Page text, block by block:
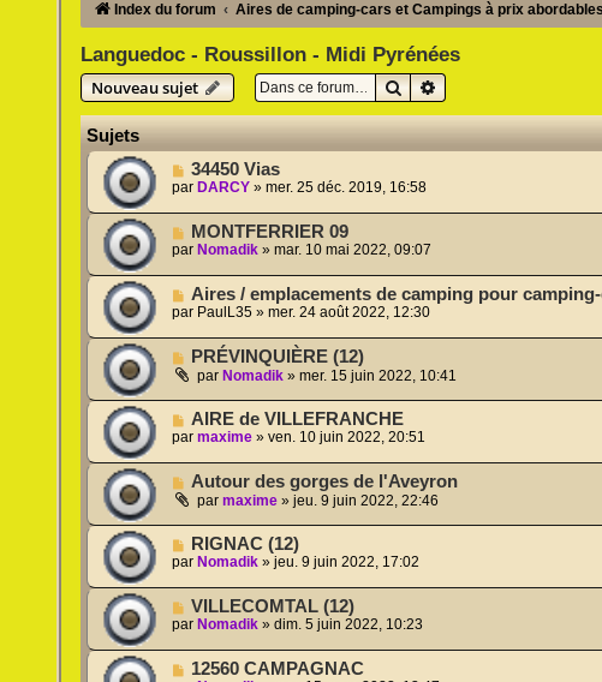
Index du forum Aires de camping-cars et Campings à prix abordables
Languedoc - Roussillon - Midi Pyrénées
Nouveau sujet
RechercherRecherche avancée
Sujets
34450 Vias
par DARCY »mer. 25 déc. 2019, 16:58
MONTFERRIER 09
par Nomadik »mar. 10 mai 2022, 09:07
Aires / emplacements de camping pour
par PaulL35 »mer. 24 août 2022, 12:30
PRÉVINQUIÈRE (12)
par Nomadik »mer. 15 juin 2022, 10:41
AIRE de VILLEFRANCHE
parmaxime »ven. 10 juin 2022, 20:51
Autour des gorges de l'Aveyron
parmaxime »jeu. 9 juin 2022, 22:46
RIGNAC (12)
par Nomadik »jeu. 9 juin 2022, 17:02
VILLECOMTAL (12)
par Nomadik »dim. 5 juin 2022, 10:23
12560 CAMPAGNAC